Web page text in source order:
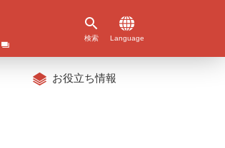
検索 Language
お役立ち情報